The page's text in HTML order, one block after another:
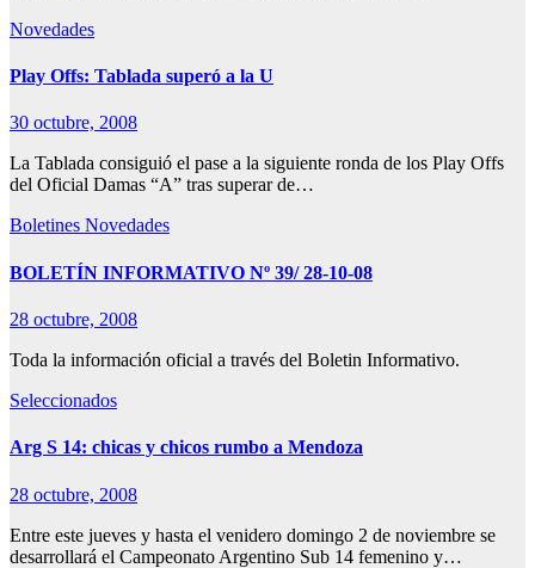
Novedades
Play Offs: Tablada superó a la U
30 octubre, 2008
La Tablada consiguió el pase a la siguiente ronda de los Play Offs
del Oficial Damas “A” tras superar de…
Boletines Novedades
BOLETÍN INFORMATIVO Nº 39/ 28-10-08
28 octubre, 2008
Toda la información oficial a través del Boletin Informativo.
Seleccionados
Arg S 14: chicas y chicos rumbo a Mendoza
28 octubre, 2008
Entre este jueves y hasta el venidero domingo 2 de noviembre se
desarrollará el Campeonato Argentino Sub 14 femenino y…